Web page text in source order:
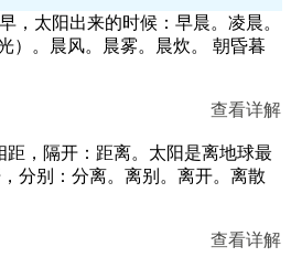
，太阳出来的时候：早晨。凌晨。
）。晨风。晨雾。晨炊。 朝昏暮
查看详解
距，隔开：距离。太阳是离地球最
分别：分离。离别。离开。离散
查看详解